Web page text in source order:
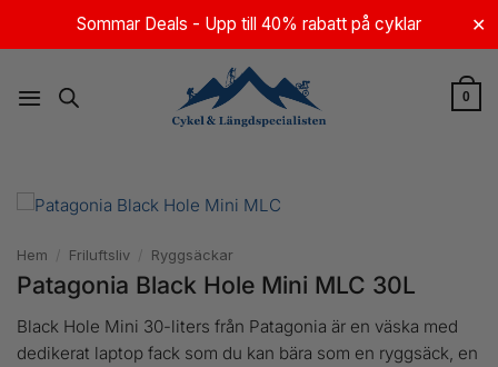
Sommar Deals - Upp till 40% rabatt på cyklar ✕
0
Hem / Friluftsliv / Ryggsäckar
Patagonia Black Hole Mini MLC 30L
Black Hole Mini 30-liters från Patagonia är en väska med
dedikerat laptop fack som du kan bära som en ryggsäck, en